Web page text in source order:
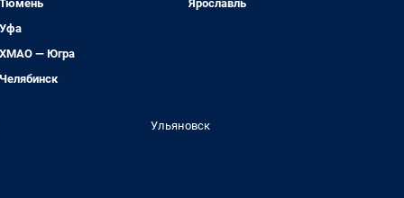
Тюмень
Уфа
ХМАО — Югра
Челябинск
Ярославль
Ульяновск